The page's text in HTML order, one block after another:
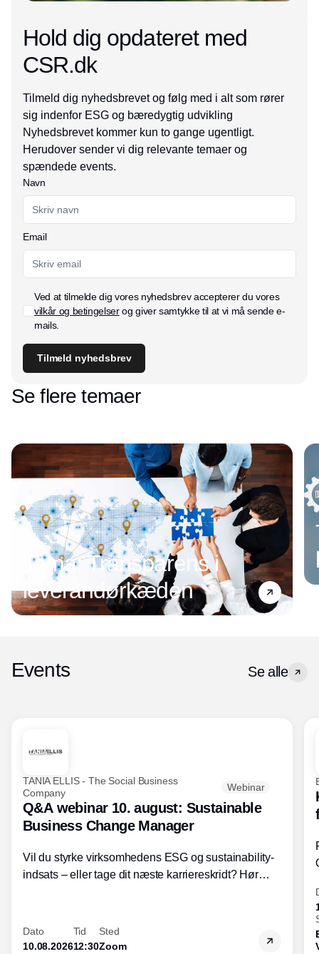
Hold dig opdateret med
CSR.dk
Tilmeld dig nyhedsbrevet og følg med i alt som rører
sig indenfor ESG og bæredygtig udvikling
Nyhedsbrevet kommer kun to gange ugentligt.
Herudover sender vi dig relevante temaer og
spændede events.
Navn
Email
Ved at tilmelde dig vores nyhedsbrev accepterer du vores
vilkår og betingelserog giver samtykke til at vi må sende e-
mails.
Tilmeld nyhedsbrev
Se flere temaer
Tema: Transparens i
leverandørkæden
Events Se alle
TANIA ELLIS - The Social Business
Company
Webinar
Q&A webinar 10. august: Sustainable
Business Change Manager
Vil du styrke virksomhedens ESG og sustainability-
indsats – eller tage dit næste karriereskridt? Hør
inden for bæredygtig forretningsudvikling - så du
skaber værdi for både samfund og bundlinje.
Dato
10.08.2026
Tid
12:30
Sted
Zoom